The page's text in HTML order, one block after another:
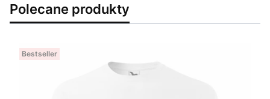
Polecane produkty
Bestseller